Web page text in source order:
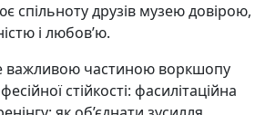
спільноту друзів музею довірою,
і любов’ю.
важливою частиною воркшопу
стійкості: фасилітаційна